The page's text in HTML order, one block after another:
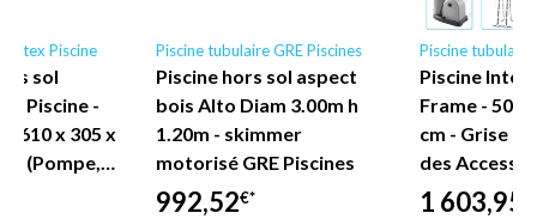
Intex Piscine
sol
Piscine -
610 x 305 x
(Pompe,…
Piscine tubulaire GRE Piscines
Piscine hors sol aspect
bois Alto Diam 3.00m h
1.20m - skimmer
motorisé GRE Piscines
992,52€*
Piscine
Piscine
Frame - 503
cm - Grise -
des
1 603,95